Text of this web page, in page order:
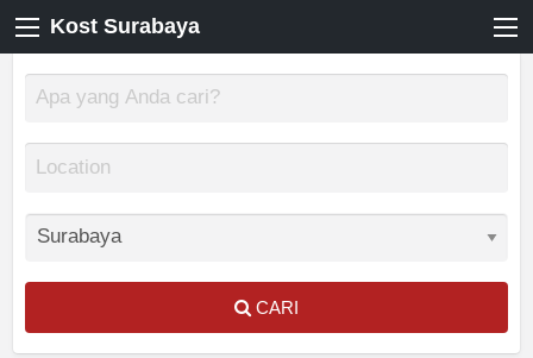
Kost Surabaya
CARI